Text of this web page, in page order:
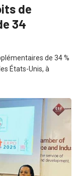
de
34
de 34 %
États-Unis, à